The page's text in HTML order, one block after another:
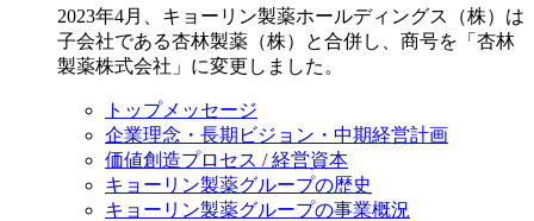
2023年4月、キョーリン製薬ホールディングス（株）は
子会社である杏林製薬（株）と合併し、商号を「杏林
製薬株式会社」に変更しました。
トップメッセージ
企業理念・長期ビジョン・中期経営計画
価値創造プロセス / 経営資本
キョーリン製薬グループの歴史
キョーリン製薬グループの事業概況